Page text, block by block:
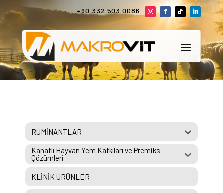
+90 332 503 0086
RUMİNANTLAR
Kanatlı Hayvan Yem Katkıları ve Premiks
Çözümleri
KLİNİK ÜRÜNLER